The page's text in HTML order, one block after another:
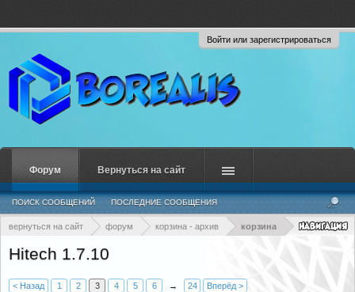
Войти или зарегистрироваться
вернуться на сайт форум корзина - архив корзина
Hitech 1.7.10
< Назад 1 2 3 4 5 6 → 24 Вперёд >
Форум
ПОИСК СООБЩЕНИЙ ПОСЛЕДНИЕ СООБЩЕНИЯ
Вернуться на сайт